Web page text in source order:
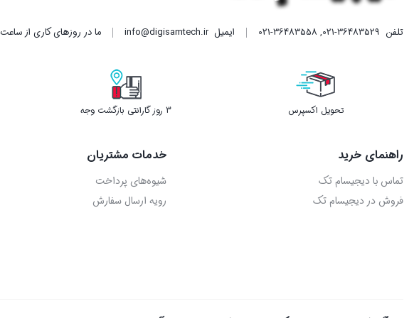
تلفن 021-36483529
,
021-36483558 ایمیلinfo@digisamtech.ir ما در روزهای کاری از ساعت ۹ صبح تا ۱۹ پاسخگوی شما هستیم
تحویل اکسپرس 3 روز گارانتی بازگشت وجه
راهنمای خرید
تماس با دیجیسام تک
فروش در دیجیسام تک
خدمات مشتریان
شیوه‌های پرداخت
رویه ارسال سفارش